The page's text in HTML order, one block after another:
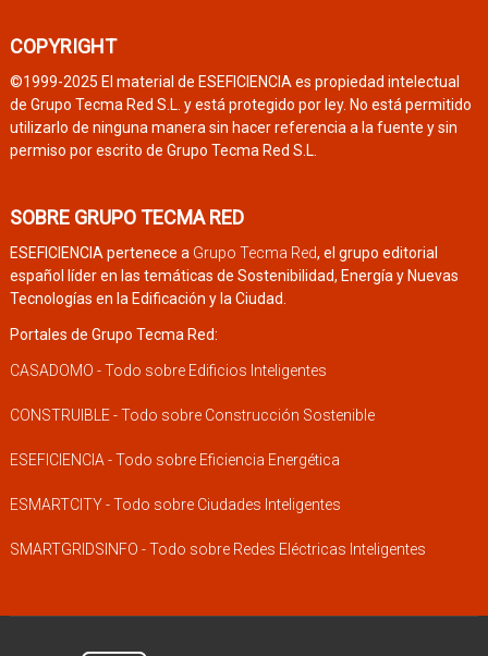
COPYRIGHT
©1999-2025 El material de ESEFICIENCIA es propiedad intelectual
de Grupo Tecma Red S.L. y está protegido por ley. No está permitido
utilizarlo de ninguna manera sin hacer referencia a la fuente y sin
permiso por escrito de Grupo Tecma Red S.L.
SOBRE GRUPO TECMA RED
ESEFICIENCIA pertenece a Grupo Tecma Red, el grupo editorial
español líder en las temáticas de Sostenibilidad, Energía y Nuevas
Tecnologías en la Edificación y la Ciudad.
Portales de Grupo Tecma Red:
CASADOMO - Todo sobre Edificios Inteligentes
CONSTRUIBLE - Todo sobre Construcción Sostenible
ESEFICIENCIA - Todo sobre Eficiencia Energética
ESMARTCITY - Todo sobre Ciudades Inteligentes
SMARTGRIDSINFO - Todo sobre Redes Eléctricas Inteligentes